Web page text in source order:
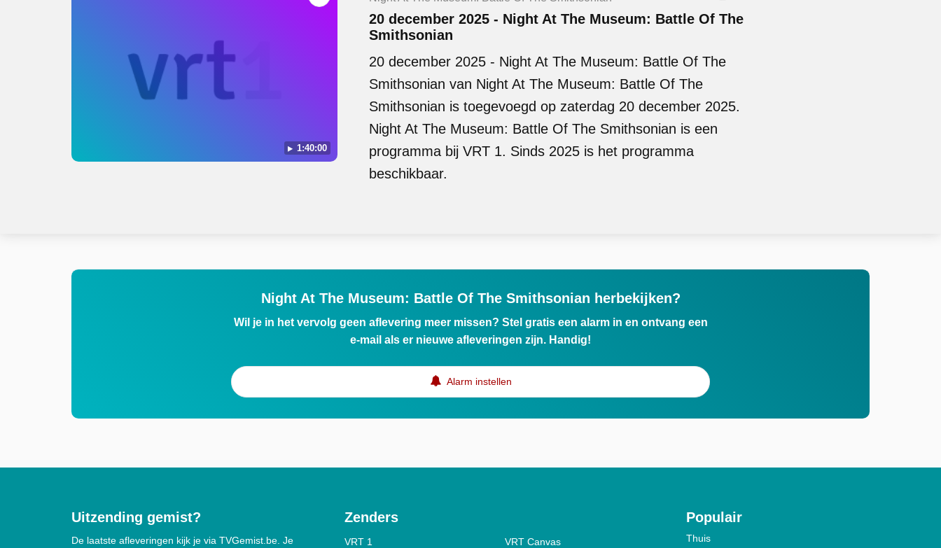
1:40:00
20 december 2025 - Night At The Museum: Battle Of The
Smithsonian
20 december 2025 - Night At The Museum: Battle Of The
Smithsonian van Night At The Museum: Battle Of The
Smithsonian is toegevoegd op zaterdag 20 december 2025.
Night At The Museum: Battle Of The Smithsonian is een
programma bij VRT 1. Sinds 2025 is het programma
beschikbaar.
Night At The Museum: Battle Of The Smithsonian herbekijken?
Wil je in het vervolg geen aflevering meer missen? Stel gratis een alarm in en ontvang een
e-mail als er nieuwe afleveringen zijn. Handig!
Alarm instellen
Uitzending gemist?
De laatste afleveringen kijk je via TVGemist.be. Je
Zenders
VRT 1 VRT Canvas
Populair
Thuis